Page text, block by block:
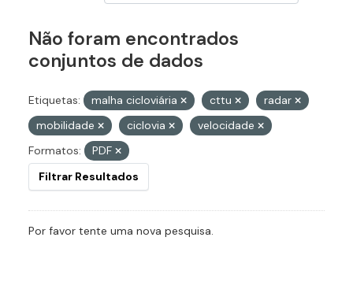
Não foram encontrados
conjuntos de dados
Etiquetas: malha cicloviária cttu
radar
mobilidade
ciclovia
velocidade
Formatos:
PDF
Filtrar Resultados
Por favor tente uma nova pesquisa.